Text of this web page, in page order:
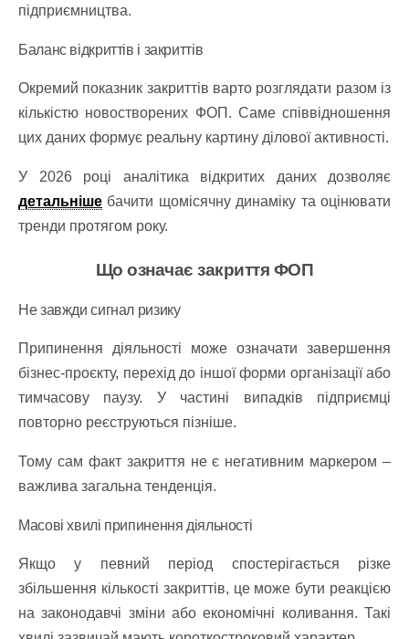
підприємництва.
Баланс відкриттів і закриттів
Окремий показник закриттів варто розглядати разом із
кількістю новостворених ФОП. Саме співвідношення
цих даних формує реальну картину ділової активності.
У 2026 році аналітика відкритих даних дозволяє
детальніше бачити щомісячну динаміку та оцінювати
тренди протягом року.
Що означає закриття ФОП
Не завжди сигнал ризику
Припинення діяльності може означати завершення
бізнес-проєкту, перехід до іншої форми організації або
тимчасову паузу. У частині випадків підприємці
повторно реєструються пізніше.
Тому сам факт закриття не є негативним маркером –
важлива загальна тенденція.
Масові хвилі припинення діяльності
Якщо у певний період спостерігається різке
збільшення кількості закриттів, це може бути реакцією
на законодавчі зміни або економічні коливання. Такі